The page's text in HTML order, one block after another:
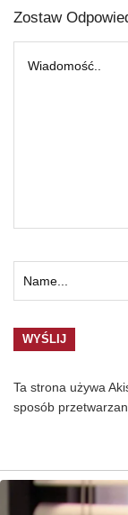
Zostaw
Ta strona używa
sposób